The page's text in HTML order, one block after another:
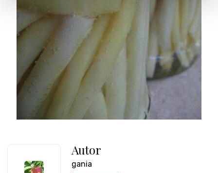
Autor
gania